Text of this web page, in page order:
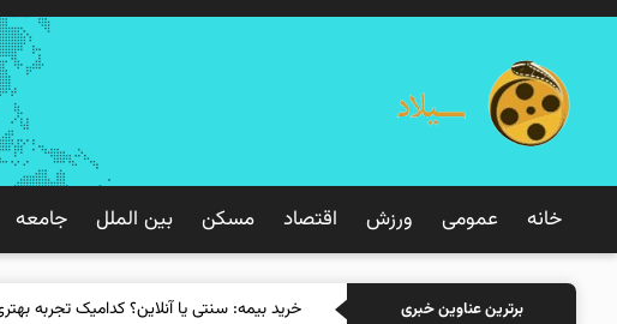
خانه عمومی ورزش اقتصاد مسکن بین الملل جامعه
برترین عناوین خبری خرید بیمه: سنتی یا آنلاین؟